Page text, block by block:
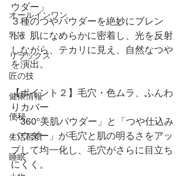
オールインワン
乳液
リラックス
匠の技
健康情報
便秘
生活習慣
睡眠
ウダー」
３種のつやパウダーを絶妙にブレン
ド。肌になめらかに密着し、光を反射
しながら、テカリに見え、自然なつや
を演出。
【ポイント２】毛穴・色ムラ、ふんわ
りカバー
「360°美肌パウダー」と「つや仕込み
パウダー」が毛穴と肌の明るさをアッ
プして均一化し、毛穴がさらに目立ち
にくく。